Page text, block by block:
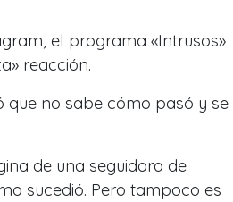
el programa «Intrusos»
reacción.
que no sabe cómo pasó y se
de una seguidora de
sucedió. Pero tampoco es